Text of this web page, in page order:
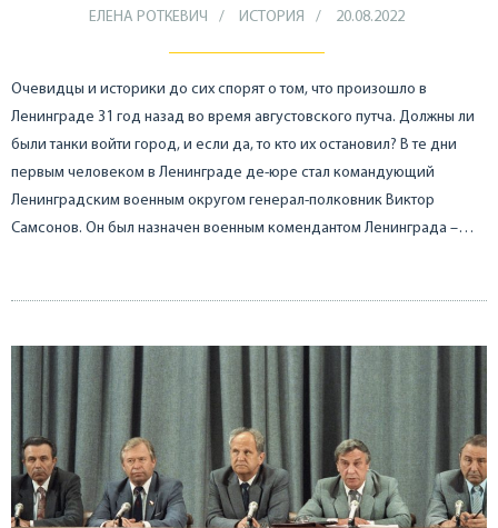
ЕЛЕНА РОТКЕВИЧ ИСТОРИЯ 20.08.2022
Очевидцы и историки до сих спорят о том, что произошло в
Ленинграде 31 год назад во время августовского путча. Должны ли
были танки войти город, и если да, то кто их остановил? В те дни
первым человеком в Ленинграде де-юре стал командующий
Ленинградским военным округом генерал-полковник Виктор
Самсонов. Он был назначен военным комендантом Ленинграда –…